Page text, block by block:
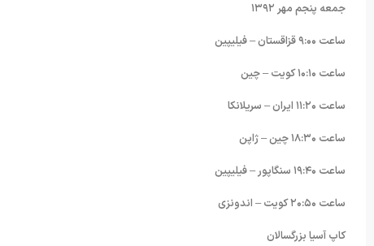
جمعه پنجم مهر ١٣٩٢
ساعت ٩:۰۰ قزاقستان – فیلیپین
ساعت ١۰:١۰ کویت – چین
ساعت ١١:٢۰ ایران – سریلانکا
ساعت ١٨:٣۰ چین – ژاپن
ساعت ١٩:۴۰ سنگاپور – فیلیپین
ساعت ٢۰:۵۰ کویت – اندونزی
کاپ آسیا بزرگسالان